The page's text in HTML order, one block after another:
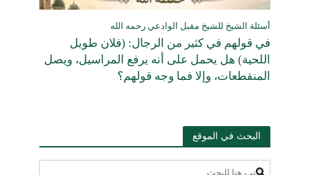
أسئلة الشيخ للشيخ مقبل الوادعي رحمه الله
في قولهم في كثير من الرجال: (فلان طويل
اللحية) هل يحمل على أنه يرفع المراسيل، ويصل
المنقطعات، وإلا فما وجه قولهم؟
البحث في الموقع